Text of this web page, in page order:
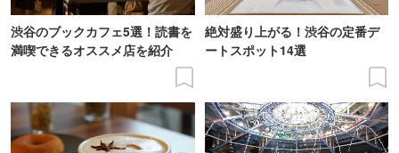
渋谷のブックカフェ5選！読書を
満喫できるオススメ店を紹介
絶対盛り上がる！渋谷の定番デ
ートスポット14選